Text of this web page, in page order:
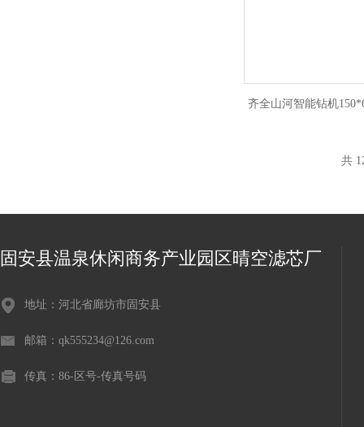
齐全山河智能钻机
共
固安县温泉休闲商务产业园区晴空滤芯厂
地址：河北省廊坊市固安县
邮箱：qk555234@126.com
传真：86-区号-传真号码